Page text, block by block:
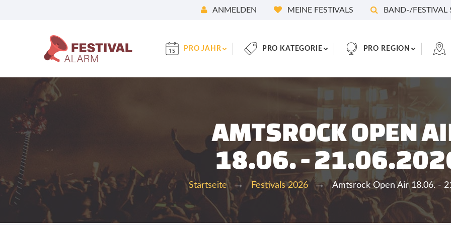
ANMELDEN MEINE FESTIVALS BAND-/FESTIVAL
PRO JAHR PRO KATEGORIE PRO REGION
AMTSROCK OPEN
18.06. -
Startseite Festivals 2026 Amtsrock Open Air 18.06. -